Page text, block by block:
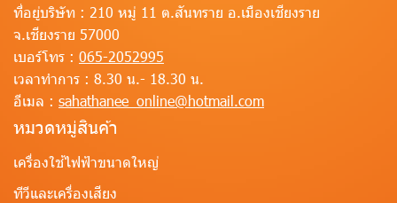
ที่อยู่บริษัท : 210 หมู่ 11 ต.สันทราย อ.เมืองเชียงราย
จ.เชียงราย 57000
เบอร์โทร : 065-2052995
เวลาทำการ : 8.30 น.- 18.30 น.
อีเมล : sahathanee_online@hotmail.com
หมวดหมู่สินค้า
เครื่องใช้ไฟฟ้าขนาดใหญ่
ทีวีและเครื่องเสียง